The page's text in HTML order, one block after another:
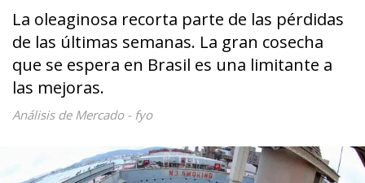
La oleaginosa recorta parte de las pérdidas
de las últimas semanas. La gran cosecha
que se espera en Brasil es una limitante a
las mejoras.
Análisis de Mercado - fyo